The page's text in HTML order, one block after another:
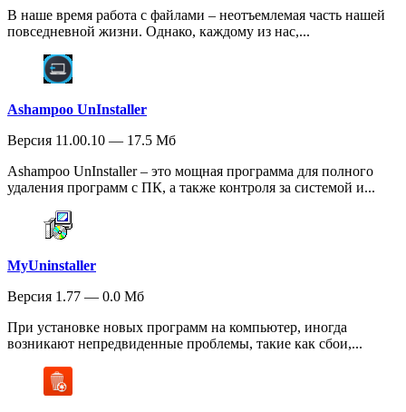
В наше время работа с файлами – неотъемлемая часть нашей
повседневной жизни. Однако, каждому из нас,...
Ashampoo UnInstaller
Версия 11.00.10 — 17.5 Мб
Ashampoo UnInstaller – это мощная программа для полного
удаления программ с ПК, а также контроля за системой и...
MyUninstaller
Версия 1.77 — 0.0 Мб
При установке новых программ на компьютер, иногда
возникают непредвиденные проблемы, такие как сбои,...